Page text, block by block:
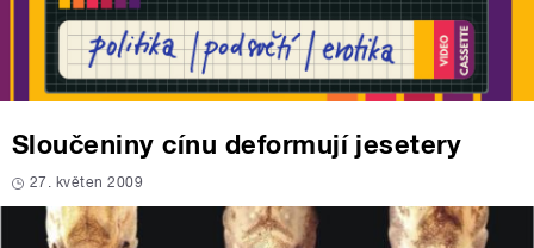
Sloučeniny cínu deformují jesetery
27. květen 2009